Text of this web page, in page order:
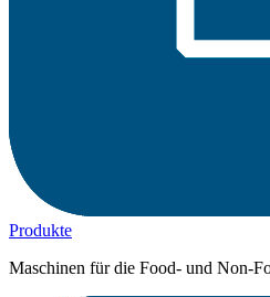
Produkte
Maschinen für die Food- und Non-